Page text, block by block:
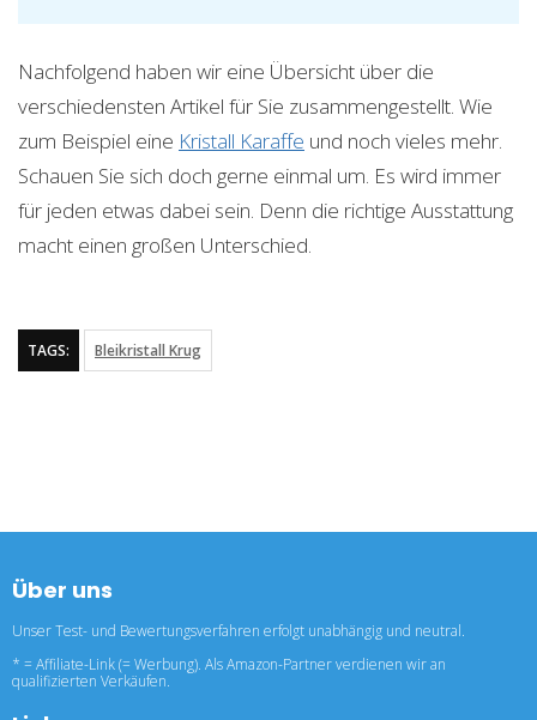
Nachfolgend haben wir eine Übersicht über die
verschiedensten Artikel für Sie zusammengestellt. Wie
zum Beispiel eine Kristall Karaffe und noch vieles mehr.
Schauen Sie sich doch gerne einmal um. Es wird immer
für jeden etwas dabei sein. Denn die richtige Ausstattung
macht einen großen Unterschied.
TAGS: Bleikristall Krug
Über uns
Unser Test- und Bewertungsverfahren erfolgt unabhängig und neutral.
* = Affiliate-Link (= Werbung). Als Amazon-Partner verdienen wir an
qualifizierten Verkäufen.